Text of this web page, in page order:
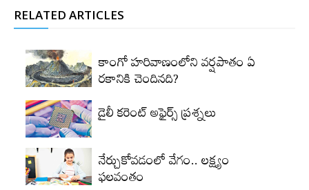
RELATED ARTICLES
కాంగో హరివాణంలోని వర్షపాతం ఏ
రకానికి చెందినది?
డైలీ కరెంట్‌ అఫైర్స్‌ ప్రశ్నలు
నేర్చుకోవడంలో వేగం.. లక్ష్యం
ఫలవంతం